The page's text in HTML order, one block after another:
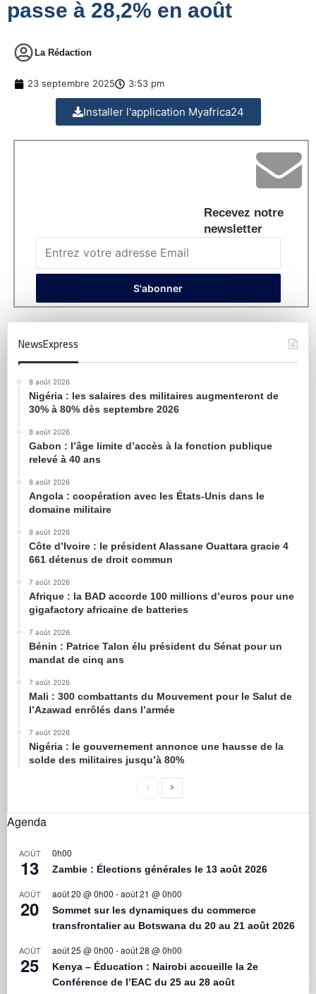
passe à 28,2% en août
La Rédaction
23 septembre 2025 3:53 pm
Installer l'application Myafrica24
Recevez notre
newsletter
NewsExpress
8 août 2026
Nigéria : les salaires des militaires augmenteront de
30% à 80% dès septembre 2026
8 août 2026
Gabon : l’âge limite d’accès à la fonction publique
relevé à 40 ans
8 août 2026
Angola : coopération avec les États-Unis dans le
domaine militaire
8 août 2026
Côte d’Ivoire : le président Alassane Ouattara gracie 4
661 détenus de droit commun
7 août 2026
Afrique : la BAD accorde 100 millions d’euros pour une
gigafactory africaine de batteries
7 août 2026
Bénin : Patrice Talon élu président du Sénat pour un
mandat de cinq ans
7 août 2026
Mali : 300 combattants du Mouvement pour le Salut de
l’Azawad enrôlés dans l’armée
7 août 2026
Nigéria : le gouvernement annonce une hausse de la
solde des militaires jusqu’à 80%
Agenda
AOÛT
13
0h00
Zambie : Élections générales le 13 août 2026
AOÛT
20
août 20 @ 0h00 -août 21 @ 0h00
Sommet sur les dynamiques du commerce
transfrontalier au Botswana du 20 au 21 août 2026
AOÛT
25
août 25 @ 0h00 -août 28 @ 0h00
Kenya – Éducation : Nairobi accueille la 2e
Conférence de l’EAC du 25 au 28 août